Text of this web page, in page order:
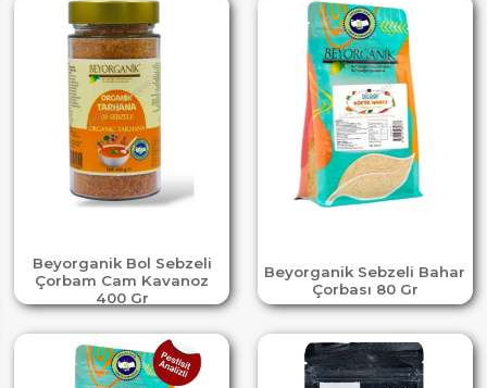
Beyorganik Bol Sebzeli
Çorbam Cam Kavanoz
400 Gr
Beyorganik Sebzeli Bahar
Çorbası 80 Gr